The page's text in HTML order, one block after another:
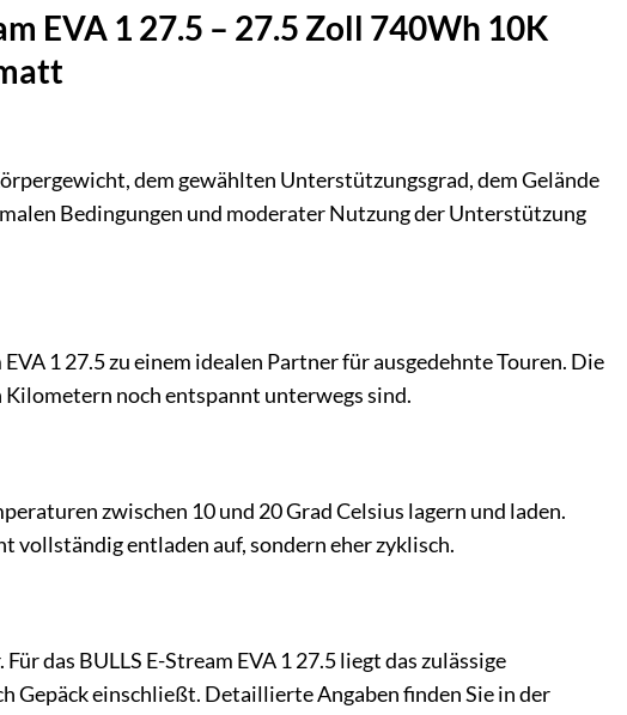
EVA 1 27.5 – 27.5 Zoll 740Wh 10K
dem gewählten Unterstützungsgrad, dem Gelände
Bedingungen und moderater Nutzung der Unterstützung
1 27.5 zu einem idealen Partner für ausgedehnte Touren. Die
noch entspannt unterwegs sind.
zwischen 10 und 20 Grad Celsius lagern und laden.
vollständig entladen auf, sondern eher zyklisch.
das BULLS E-Stream EVA 1 27.5 liegt das zulässige
Gepäck einschließt. Detaillierte Angaben finden Sie in der